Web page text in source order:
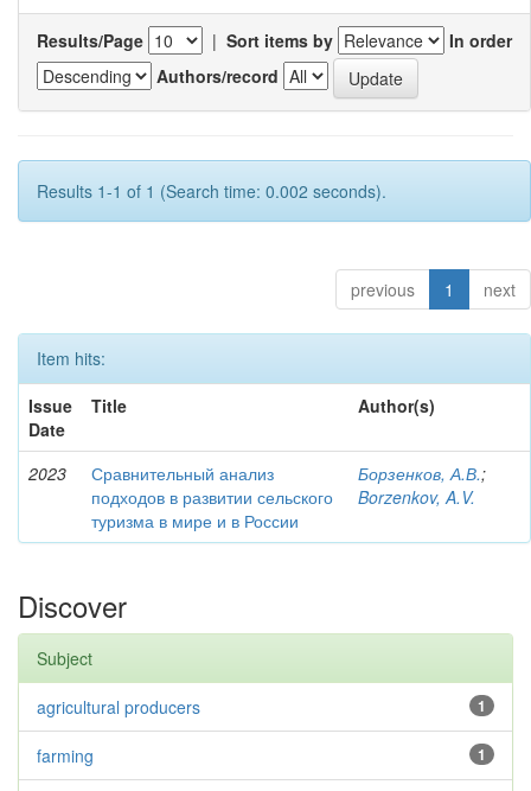
Results/Page | Sort items by
In order
Authors/record
Results 1-1 of 1 (Search time: 0.002 seconds).
previous 1 next
Item hits:
Issue
Date
Title Author(s)
2023
Сравнительный анализ
подходов в развитии сельского
туризма в мире и в России
Борзенков, А.В.;
Borzenkov, A.V.
Discover
Subject
1
agricultural producers
1
farming